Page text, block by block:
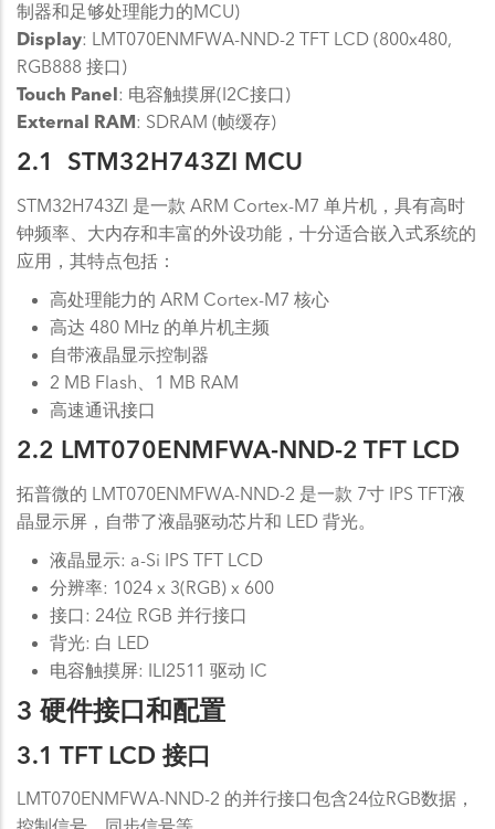
制器和足够处理能力的MCU)
Display: LMT070ENMFWA-NND-2 TFT LCD (800x480,
RGB888 接口)
Touch Panel : 电容触摸屏(I2C接口)
External RAM : SDRAM (帧缓存)
2.1 STM32H743ZI MCU
STM32H743ZI 是一款 ARM Cortex-M7 单片机，具有高时
钟频率、大内存和丰富的外设功能，十分适合嵌入式系统的
应用，其特点包括：
高处理能力的 ARM Cortex-M7 核心
高达 480 MHz 的单片机主频
自带液晶显示控制器
2 MB Flash、1 MB RAM
高速通讯接口
2.2 LMT070ENMFWA-NND-2 TFT LCD
拓普微的 LMT070ENMFWA-NND-2 是一款 7寸 IPS TFT液
晶显示屏，自带了液晶驱动芯片和 LED 背光。
液晶显示: a-Si IPS TFT LCD
分辨率: 1024 x 3(RGB) x 600
接口: 24位 RGB 并行接口
背光: 白 LED
电容触摸屏: ILI2511 驱动 IC
3 硬件接口和配置
3.1 TFT LCD 接口
LMT070ENMFWA-NND-2 的并行接口包含24位RGB数据，